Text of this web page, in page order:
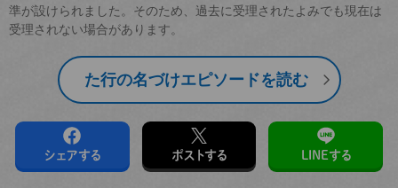
準が設けられました。そのため、過去に受理されたよみでも現在は
受理されない場合があります。
た行の名づけエピソードを読む
シェアする ポストする LINEする